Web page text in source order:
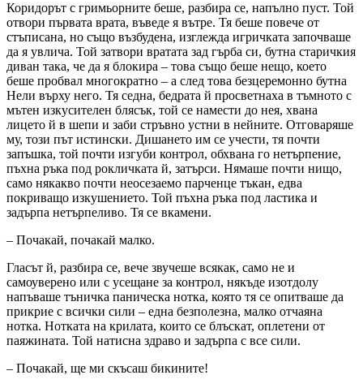
Коридорът с гримьорните беше, разбира се, напълно пуст. Той
отвори първата врата, въведе я вътре. Тя беше повече от
стъписана, но също възбудена, изглежда игричката започваше
да я увлича. Той затвори вратата зад гърба си, бутна старичкия
диван така, че да я блокира – това също беше нещо, което
беше пробвал многократно – а след това безцеремонно бутна
Нели върху него. Тя седна, бедрата й просветнаха в тъмното с
мътен изкусителен блясък, той се намести до нея, хвана
лицето й в шепи и заби стръвно устни в нейните. Отговаряше
му, този път истински. Дишането им се учести, тя почти
запъшка, той почти изгуби контрол, обхвана го нетърпение,
пъхна ръка под рокличката й, затърси. Нямаше почти нищо,
само някакво почти неосезаемо парченце тъкан, едва
покриващо изкушението. Той пъхна ръка под ластика и
задърпа нетърпеливо. Тя се вкамени.
– Почакай, почакай малко.
Гласът й, разбира се, вече звучеше всякак, само не и
самоуверено или с усещане за контрол, някъде изотдолу
напъваше тъничка паническа нотка, която тя се опитваше да
прикрие с всички сили – една безполезна, малко отчаяна
нотка. Нотката на крилата, които се блъскат, оплетени от
паяжината. Той натисна здраво и задърпа с все сили.
– Почакай, ще ми скъсаш бикините!